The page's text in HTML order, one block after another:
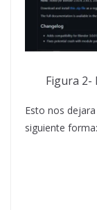
Figura 2-
Esto nos
siguiente forma: